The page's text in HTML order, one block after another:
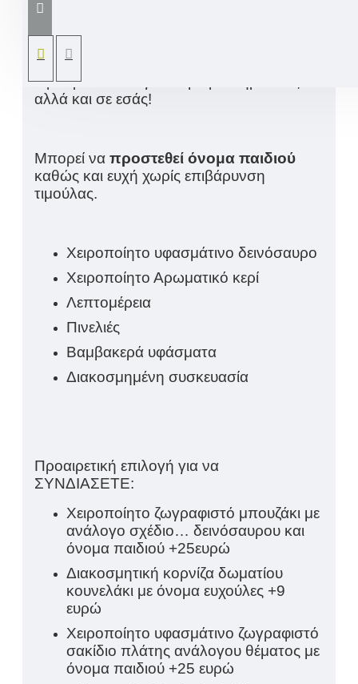
υφασμάτινο
βαμβακερά υφάσματα και πολύ
λεπτομέρεια … θα γίνει το πιο καλό
«φιλαράκι» στα γλυκά βαφτιστήρια σας
αλλά και σε εσάς!
Μπορεί να προστεθεί όνομα παιδιού
καθώς και ευχή χωρίς επιβάρυνση
τιμούλας.
Χειροποίητο υφασμάτινο δεινόσαυρο
Χειροποίητο Αρωματικό κερί
Λεπτομέρεια
Πινελιές
Βαμβακερά υφάσματα
Διακοσμημένη συσκευασία
Προαιρετική επιλογή για να
ΣΥΝΔΙΑΣΕΤΕ:
Χειροποίητο ζωγραφιστό μπουζάκι με
ανάλογο σχέδιο… δεινόσαυρου και
όνομα παιδιού +25ευρώ
Διακοσμητική κορνίζα δωματίου
κουνελάκι με όνομα ευχούλες +9
ευρώ
Χειροποίητο υφασμάτινο ζωγραφιστό
σακίδιο πλάτης ανάλογου θέματος με
όνομα παιδιού +25 ευρώ